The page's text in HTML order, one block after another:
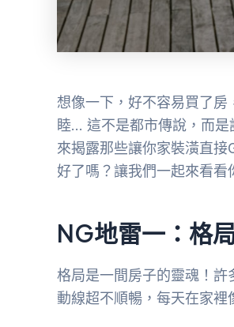
想像一下，好不容易買了房
睦… 這不是都市傳說，而
來揭露那些讓你家裝潢直
好了嗎？讓我們一起來看看
NG地雷一：格
格局是一間房子的靈魂！
動線超不順暢，每天在家裡